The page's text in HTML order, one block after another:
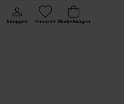
Inloggen Favoriet Winkelwagen